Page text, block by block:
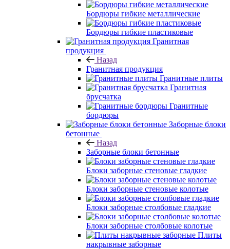
Бордюры гибкие металлические
Бордюры гибкие пластиковые
Гранитная
продукция
Назад
Гранитная продукция
Гранитные плиты
Гранитная
брусчатка
Гранитные
бордюры
Заборные блоки
бетонные
Назад
Заборные блоки бетонные
Блоки заборные стеновые гладкие
Блоки заборные стеновые колотые
Блоки заборные столбовые гладкие
Блоки заборные столбовые колотые
Плиты
накрывные заборные